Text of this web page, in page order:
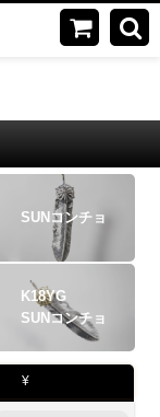
SUNコンチョ
K18YG
SUNコンチョ
¥